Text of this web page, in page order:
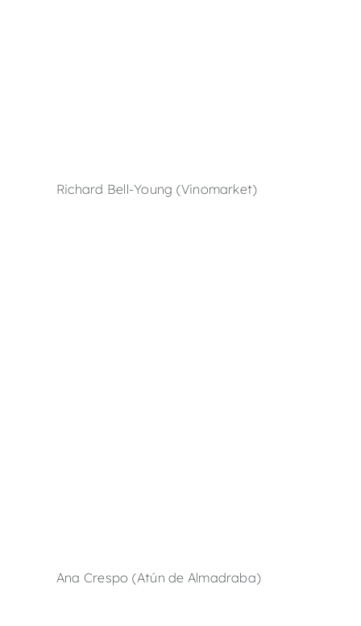
Richard Bell-Young (Vinomarket)
Ana Crespo (Atún de Almadraba)